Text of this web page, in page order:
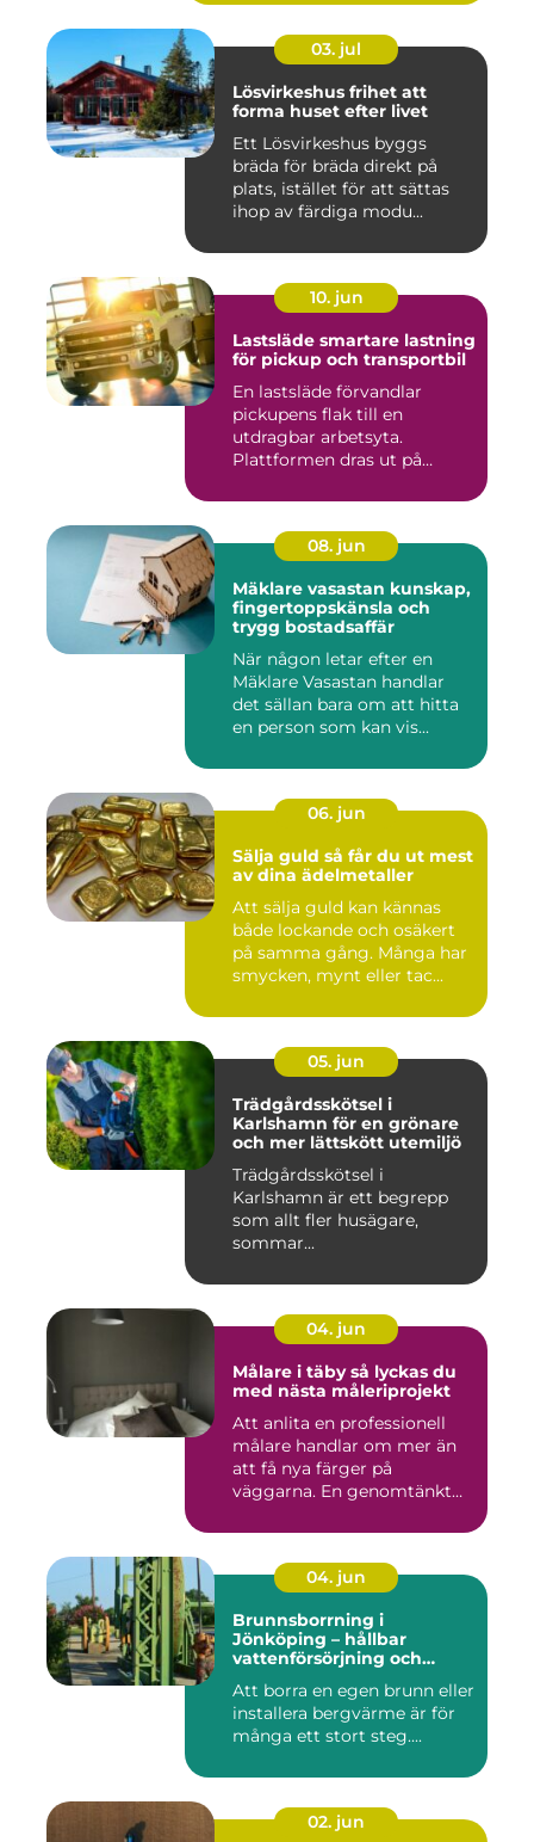
03. jul
Lösvirkeshus frihet att
forma huset efter livet
Ett Lösvirkeshus byggs
bräda för bräda direkt på
plats, istället för att sättas
ihop av färdiga modu...
10. jun
Lastsläde smartare lastning
för pickup och transportbil
En lastsläde förvandlar
pickupens flak till en
utdragbar arbetsyta.
Plattformen dras ut på
08. jun
Mäklare vasastan kunskap,
fingertoppskänsla och
trygg bostadsaffär
När någon letar efter en
Mäklare Vasastan handlar
det sällan bara om att hitta
en person som kan vis...
06. jun
Sälja guld så får du ut mest
av dina ädelmetaller
Att sälja guld kan kännas
både lockande och osäkert
på samma gång. Många har
smycken, mynt eller tac...
05. jun
Trädgårdsskötsel i
Karlshamn för en grönare
och mer lättskött utemiljö
Trädgårdsskötsel i
Karlshamn är ett begrepp
som allt fler husägare,
sommar...
04. jun
Målare i täby så lyckas du
med nästa måleriprojekt
Att anlita en professionell
målare handlar om mer än
att få nya färger på
väggarna. En genomtänkt
04. jun
Brunnsborrning i
Jönköping – hållbar
vattenförsörjning och
Att borra en egen brunn eller
installera bergvärme är för
många ett stort steg....
02. jun